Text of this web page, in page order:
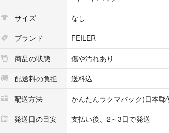
ご不明点はお気軽にコメントください。
【ご購入前にご確認ください】
・基本的にゆうパケットポストを使用します。
・写真の色味は端末により差が出る場合があります。
・自宅保管・素人検品のため細かな見落としや保管ジワ
・完璧を求める方や神経質な方はご遠慮ください。
・発送は折りたたみ簡易梱包・圧縮になる場合がありま
告なく変更することがあります。
サイズ
なし
ブランド
FEILER
商品の状態
傷や汚れあり
配送料の負担
送料込
配送方法
かんたんラクマパック(日本郵
発送日の目安
支払い後、2～3日で発送